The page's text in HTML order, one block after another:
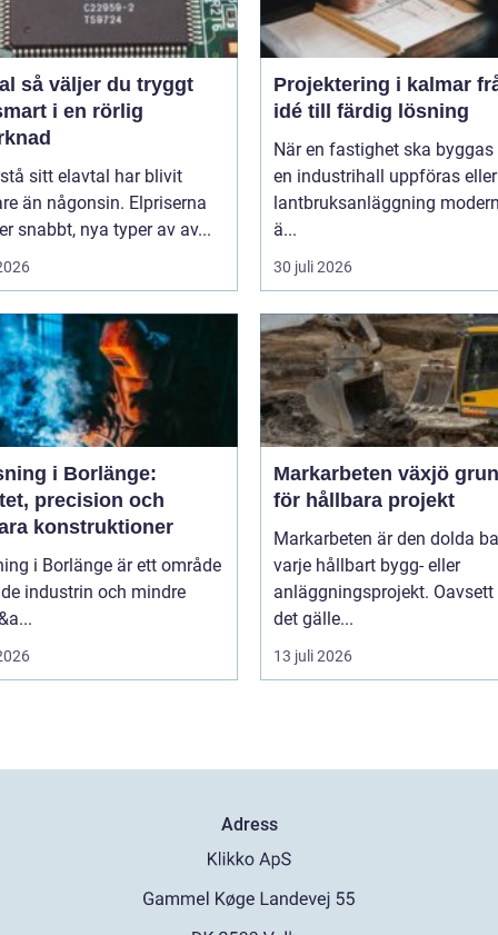
i en rörlig
sitt elavtal har blivit
än någonsin. Elpriserna
snabbt, nya typer av av...
Projektering i kalmar från
idé till färdig lösning
När en fastighet ska byggas
en industrihall uppföras
lantbruksanläggning
ä...
30 juli 2026
i Borlänge:
precision och
konstruktioner
i Borlänge är ett område
industrin och mindre
Markarbeten växjö grunden
för hållbara projekt
Markarbeten är den dolda
varje hållbart bygg- eller
anläggningsprojekt. Oavsett
det gälle...
13 juli 2026
Adress